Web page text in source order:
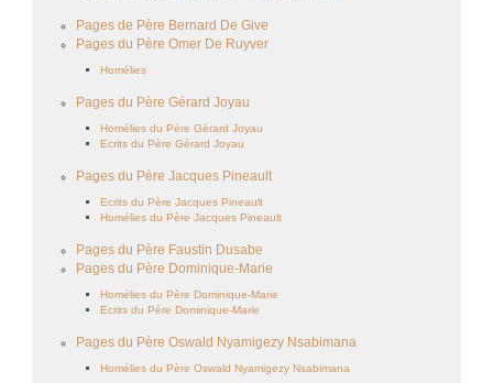
Pages de Père Bernard De Give
Pages du Père Omer De Ruyver
Homélies
Pages du Père Gérard Joyau
Homélies du Père Gérard Joyau
Ecrits du Père Gérard Joyau
Pages du Père Jacques Pineault
Ecrits du Père Jacques Pineault
Homélies du Père Jacques Pineault
Pages du Père Faustin Dusabe
Pages du Père Dominique-Marie
Homélies du Père Dominique-Marie
Ecrits du Père Dominique-Marie
Pages du Père Oswald Nyamigezy Nsabimana
Homélies du Père Oswald Nyamigezy Nsabimana